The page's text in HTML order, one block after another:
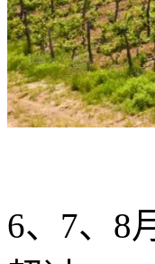
6、7、8